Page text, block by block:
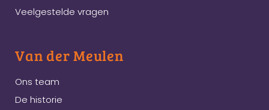
Veelgestelde vragen
Van der Meulen
Ons team
De historie